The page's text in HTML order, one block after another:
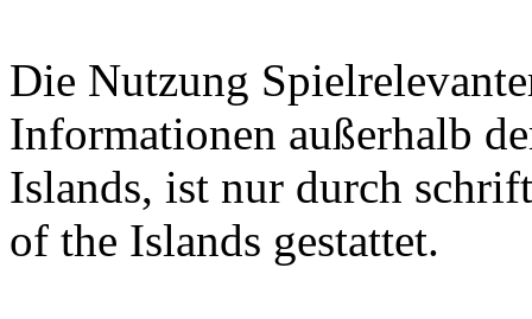
Die Nutzung
Informationen außerhalb
Islands, ist nur durch
of the Islands gestattet.